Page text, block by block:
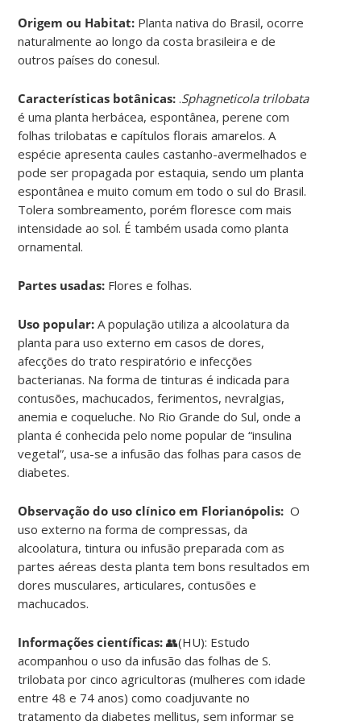
Origem ou Habitat: Planta nativa do Brasil, ocorre
naturalmente ao longo da costa brasileira e de
outros países do conesul.
Características botânicas: .Sphagneticola trilobata
é uma planta herbácea, espontânea, perene com
folhas trilobatas e capítulos florais amarelos. A
espécie apresenta caules castanho-avermelhados e
pode ser propagada por estaquia, sendo um planta
espontânea e muito comum em todo o sul do Brasil.
Tolera sombreamento, porém floresce com mais
intensidade ao sol. É também usada como planta
ornamental.
Partes usadas: Flores e folhas.
Uso popular:A população utiliza a alcoolatura da
planta para uso externo em casos de dores,
afecções do trato respiratório e infecções
bacterianas. Na forma de tinturas é indicada para
contusões, machucados, ferimentos, nevralgias,
anemia e coqueluche. No Rio Grande do Sul, onde a
planta é conhecida pelo nome popular de “insulina
vegetal”, usa-se a infusão das folhas para casos de
diabetes.
Observação do uso clínico em Florianópolis:O
uso externo na forma de compressas, da
alcoolatura, tintura ou infusão preparada com as
partes aéreas desta planta tem bons resultados em
dores musculares, articulares, contusões e
machucados.
Informações científicas:👥(HU): Estudo
acompanhou o uso da infusão das folhas de S.
trilobata por cinco agricultoras (mulheres com idade
entre 48 e 74 anos) como coadjuvante no
tratamento da diabetes mellitus, sem informar se